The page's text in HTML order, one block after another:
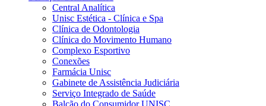
Central Analítica
Unisc Estética - Clínica e Spa
Clínica de Odontologia
Clínica do Movimento Humano
Complexo Esportivo
Conexões
Farmácia Unisc
Gabinete de Assistência Judiciária
Serviço Integrado de Saúde